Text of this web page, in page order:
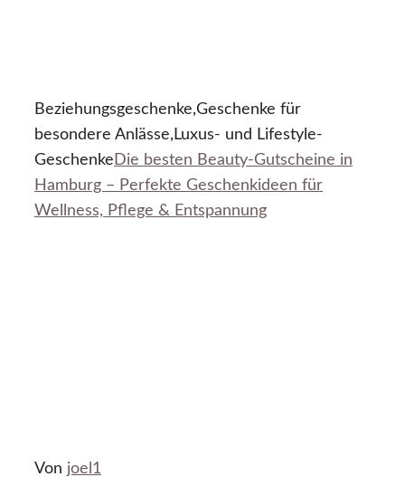
Beziehungsgeschenke,Geschenke für
besondere Anlässe,Luxus- und Lifestyle-
Geschenke Die besten Beauty-Gutscheine in
Hamburg – Perfekte Geschenkideen für
Wellness, Pflege & Entspannung
Von joel1